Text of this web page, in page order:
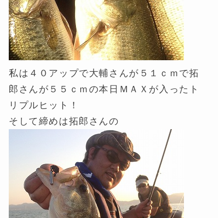
私は４０アップで大輔さんが５１ｃｍで拓
郎さんが５５ｃｍの本日ＭＡＸが入ったト
リプルヒット！
そして締めは拓郎さんの